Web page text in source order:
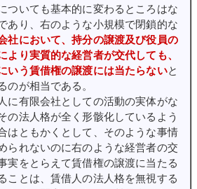
ついても基本的に変わるところはな
あり、右のような小規模で閉鎖的な
社において、持分の譲渡及び役員の
より実質的な経営者が交代しても、
いう賃借権の譲渡には当たらないと
のが相当である。
に有限会社としての活動の実体がな
の法人格が全く形骸化しているよう
はともかくとして、そのような事情
られないのに右のような経営者の交
実をとらえて賃借権の譲渡に当たる
ことは、賃借人の法人格を無視する